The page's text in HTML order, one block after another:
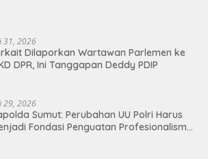
31, 2026
Dilaporkan Wartawan Parlemen ke
DPR, Ini Tanggapan Deddy PDIP
29, 2026
Sumut: Perubahan UU Polri Harus
Fondasi Penguatan Profesionalisme